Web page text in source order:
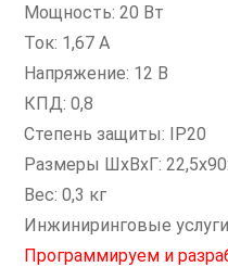
Мощность: 20 Вт
Ток: 1,67 А
Напряжение: 12 В
КПД: 0,8
Степень защиты: IP20
Размеры ШxВxГ:
Вес: 0,3 кг
Инжиниринговые
Программируем и